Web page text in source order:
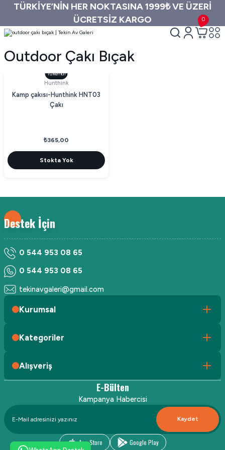
TÜRKİYE’NİN HER NOKTASINA 1999₺ VE ÜZERİ
ÜCRETSİZ KARGO
0
Outdoor Çakı Bıçak
Tükendi
Hunthink
Kamp çakısı-Hunthink HNT03
Çakı
₺365,00
Stokta Yok
Destek İçin
0 544 953 08 65
0 544 953 08 65
tekinavgaleri@gmail.com
Kurumsal
Kategoriler
Alışveriş
E-Bülten
Kampanya Habercisi
Kaydet
App Store Google Play